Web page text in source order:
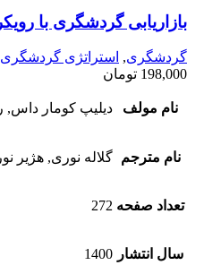
بازاریابی گردشگری با
گردشگری, استراتژی گردشگری
198,000 تومان
نام مولف دیلیپ کومار داس,
نام مترجم گلاله نوری, هژیر
تعداد صفحه 272
سال انتشار 1400